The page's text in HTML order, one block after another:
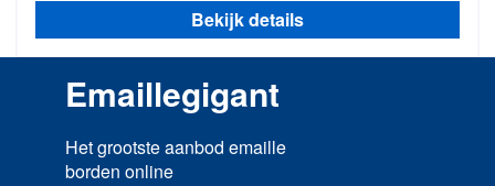
Bekijk details
Emaillegigant
Het grootste aanbod emaille
borden online